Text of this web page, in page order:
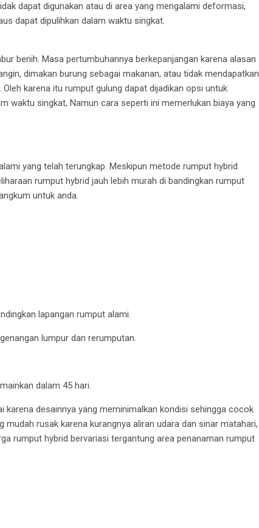
dapat digunakan atau di area yang mengalami deformasi,
dapat dipulihkan dalam waktu singkat.
benih. Masa pertumbuhannya berkepanjangan karena alasan
dimakan burung sebagai makanan, atau tidak mendapatkan
karena itu rumput gulung dapat dijadikan opsi untuk
waktu singkat, Namun cara seperti ini memerlukan biaya yang
yang telah terungkap. Meskipun metode rumput hybrid
rumput hybrid jauh lebih murah di bandingkan rumput
untuk anda.
lapangan rumput alami.
lumpur dan rerumputan.
dalam 45 hari.
karena desainnya yang meminimalkan kondisi sehingga cocok
rusak karena kurangnya aliran udara dan sinar matahari,
rumput hybrid bervariasi tergantung area penanaman rumput